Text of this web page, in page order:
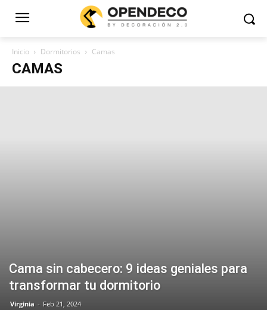
Inicio Dormitorios Camas
CAMAS
Cama sin cabecero: 9 ideas geniales para
transformar tu dormitorio
Virginia - Feb 21, 2024